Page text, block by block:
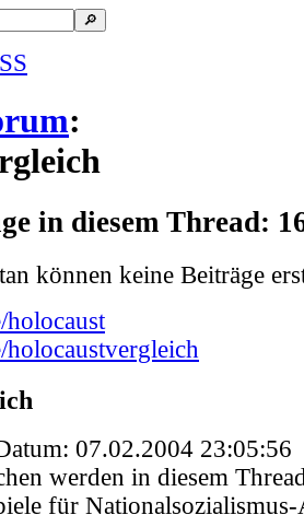
:
in diesem Thread:
können keine Beiträge
holocaust
07.02.2004 23:05:56
werden in diesem
für